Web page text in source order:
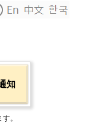
知
。